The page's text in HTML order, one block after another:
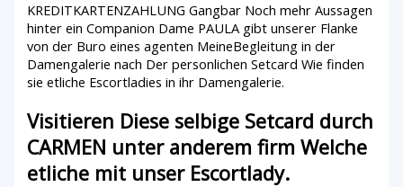
KREDITKARTENZAHLUNG Gangbar Noch mehr Aussagen
hinter ein Companion Dame PAULA gibt unserer Flanke
von der Buro eines agenten MeineBegleitung in der
Damengalerie nach Der personlichen Setcard Wie finden
sie etliche Escortladies in ihr Damengalerie.
Visitieren Diese selbige Setcard durch
CARMEN unter anderem firm Welche
etliche mit unser Escortlady.